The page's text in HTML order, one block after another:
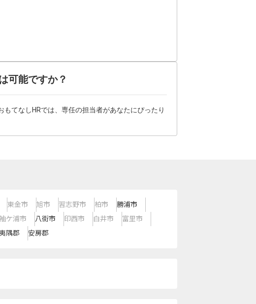
可能ですか？
もてなしHRでは、専任の担当者があなたにぴったり
東金市 旭市 習志野市 柏市
勝浦市
袖ケ浦市 八街市 印西市 白井市
富里市
隅郡 安房郡